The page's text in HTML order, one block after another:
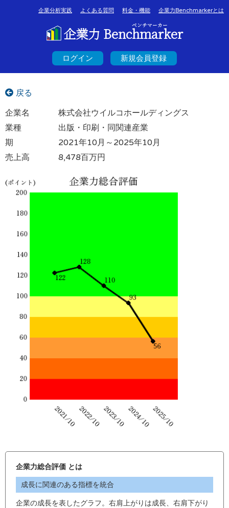
企業分析実践 よくある質問 料金・機能 企業力Benchmarkerとは
ベンチマーカー
企業力 Benchmarker
ログイン 新規会員登録
戻る
企業名
株式会社ウイルコホールディングス
業種
出版・印刷・同関連産業
期
2021年10月～2025年10月
売上高
8,478百万円
企業力総合評価 とは
成長に関連のある指標を統合
企業の成長を表したグラフ。右肩上がりは成長、右肩下がり